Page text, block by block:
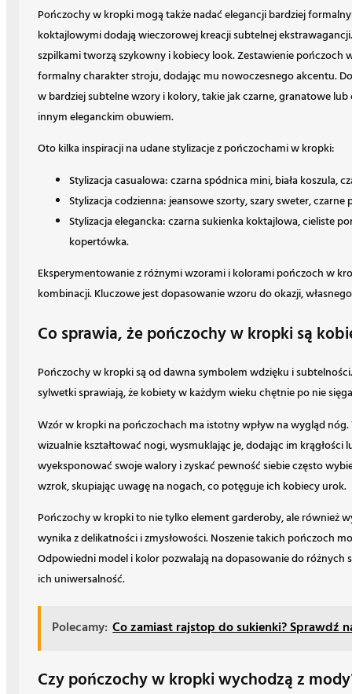
Pończochy w kropki mogą także nadać elegancji bardziej
koktajlowymi dodają wieczorowej kreacji subtelnej
szpilkami tworzą szykowny i kobiecy look. Zestawienie pończoch
formalny charakter stroju, dodając mu nowoczesnego akcentu.
w bardziej subtelne wzory i kolory, takie jak czarne, granatowe
innym eleganckim obuwiem.
Oto kilka inspiracji na udane stylizacje z pończochami w kropki:
Stylizacja casualowa: czarna spódnica mini, biała koszula,
Stylizacja codzienna: jeansowe szorty, szary sweter,
Stylizacja elegancka: czarna sukienka koktajlowa, cieliste
kopertówka.
Eksperymentowanie z różnymi wzorami i kolorami pończoch w
kombinacji. Kluczowe jest dopasowanie wzoru do okazji,
Co sprawia, że pończochy w kropki są
Pończochy w kropki są od dawna symbolem wdzięku i
sylwetki sprawiają, że kobiety w każdym wieku chętnie po nie
Wzór w kropki na pończochach ma istotny wpływ na wygląd
wizualnie kształtować nogi, wysmuklając je, dodając im
wyeksponować swoje walory i zyskać pewność siebie często
wzrok, skupiając uwagę na nogach, co potęguje ich kobiecy urok.
Pończochy w kropki to nie tylko element garderoby, ale również
wynika z delikatności i zmysłowości. Noszenie takich pończoch
Odpowiedni model i kolor pozwalają na dopasowanie do
ich uniwersalność.
Polecamy: Co zamiast rajstop do sukienki? Sprawdź
Czy pończochy w kropki wychodzą z